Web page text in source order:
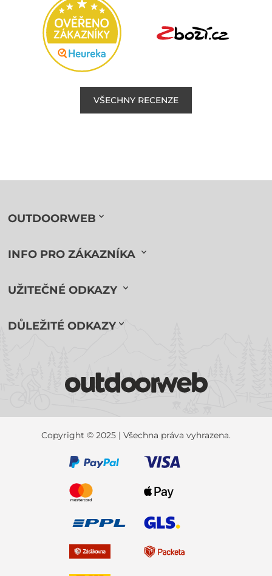
VŠECHNY RECENZE
OUTDOORWEB
INFO PRO ZÁKAZNÍKA
UŽITEČNÉ ODKAZY
DŮLEŽITÉ ODKAZY
Copyright © 2025 | Všechna práva vyhrazena.